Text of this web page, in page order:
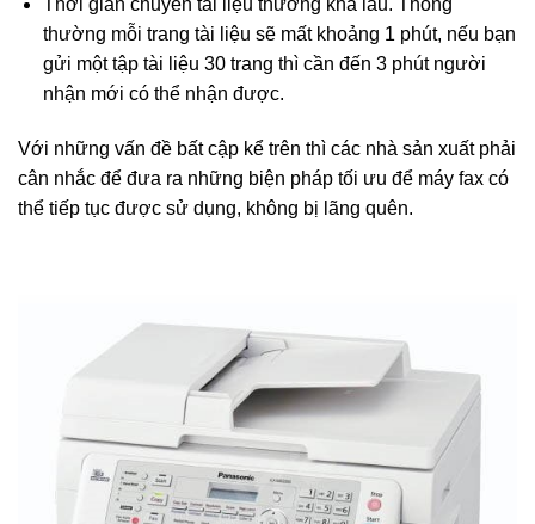
Thời gian chuyển tài liệu thường khá lâu. Thông
thường mỗi trang tài liệu sẽ mất khoảng 1 phút, nếu bạn
gửi một tập tài liệu 30 trang thì cần đến 3 phút người
nhận mới có thể nhận được.
Với những vấn đề bất cập kể trên thì các nhà sản xuất phải
cân nhắc để đưa ra những biện pháp tối ưu để máy fax có
thể tiếp tục được sử dụng, không bị lãng quên.